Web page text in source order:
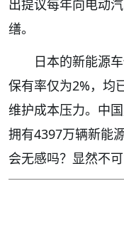
出提议每年向电动
缮。
日本的新能源
保有率仅为2%，均
维护成本压力。中
拥有4397万辆新能
会无感吗？显然不可